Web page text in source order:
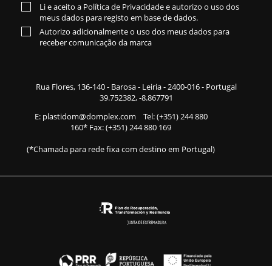
Li e aceito a Política de Privacidadee autorizo o uso dos
meus dados para registo em base de dados.
Autorizo adicionalmente o uso dos meus dados para
receber comunicação da marca
Rua Flores, 136-140- Barosa - Leiria - 2400-016 - Portugal
39.752382, -8.867791
E: plastidom@domplex.com Tel:(+351) 244 880
160* Fax: (+351) 244 880 169
(*Chamada para rede fixa com destino em Portugal)